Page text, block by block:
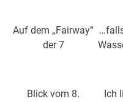
Auf dem „Fairway“
der 7
Blick vom 8.
Ich